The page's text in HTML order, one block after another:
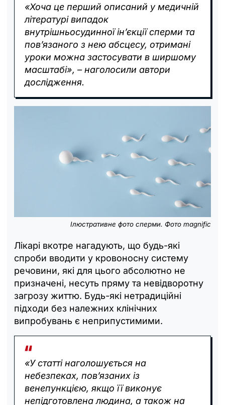
«Хоча це перший описаний у медичній
літературі випадок
внутрішньосудинної ін’єкції сперми та
пов’язаного з нею абсцесу, отримані
уроки можна застосувати в ширшому
масштабі», – наголосили автори
дослідження.
Ілюстративне фото сперми. Фото magnific
Лікарі вкотре нагадують, що будь-які
спроби вводити у кровоносну систему
речовини, які для цього абсолютно не
призначені, несуть пряму та невідворотну
загрозу життю. Будь-які нетрадиційні
підходи без належних клінічних
випробувань є неприпустимими.
«У статті наголошується на
небезпеках, пов’язаних із
венепункцією, якщо її виконує
непідготовлена людина, а також на